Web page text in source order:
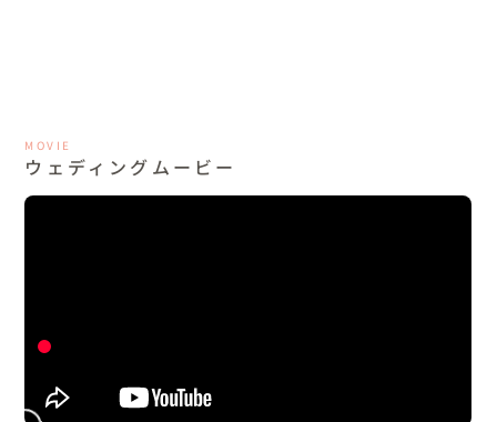
MOVIE
ウェディングムービー